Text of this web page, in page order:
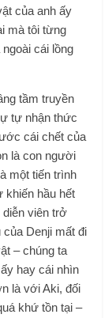
của anh ấy
mà tôi từng
cái lồng
tầm truyền
tự nhận thức
cái chết của
là con người
một tiến trình
khiến hầu hết
viên trở
của Denji mất đi
– chúng ta
hay cái nhìn
là với Aki, đối
khứ tồn tại –